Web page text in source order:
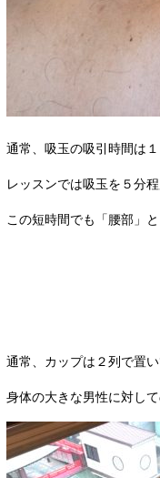
通常、吸玉の吸引時間は１
レッスンでは吸玉を５分程
この短時間でも「腰部」
通常、カップは２列で置い
身体の大きな男性に対し